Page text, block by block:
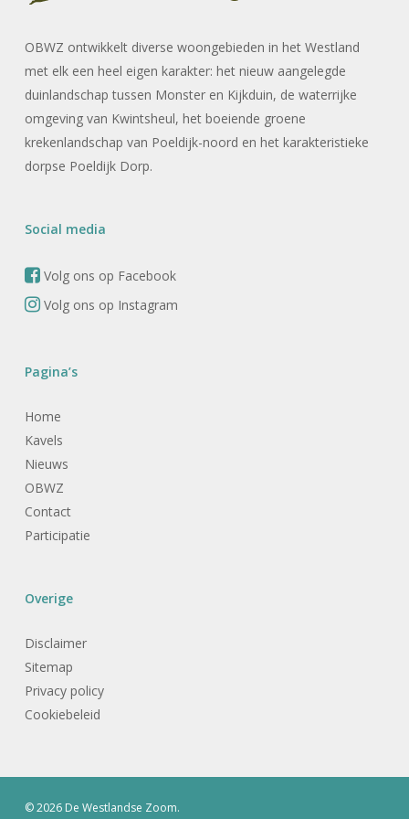
OBWZ ontwikkelt diverse woongebieden in het Westland
met elk een heel eigen karakter: het nieuw aangelegde
duinlandschap tussen Monster en Kijkduin, de waterrijke
omgeving van Kwintsheul, het boeiende groene
krekenlandschap van Poeldijk-noord en het karakteristieke
dorpse Poeldijk Dorp.
Social media
Volg ons op Facebook
Volg ons op Instagram
Pagina’s
Home
Kavels
Nieuws
OBWZ
Contact
Participatie
Overige
Disclaimer
Sitemap
Privacy policy
Cookiebeleid
© 2026 De Westlandse Zoom.